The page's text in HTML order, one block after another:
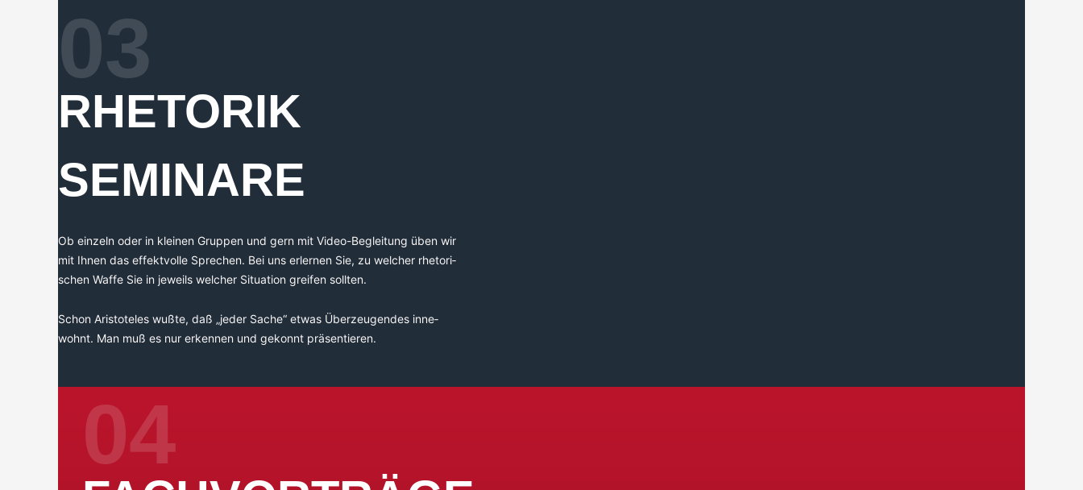
03
RHETORIK
SEMINARE
Ob ein­zeln oder in klei­nen Grup­pen und gern mit Video-Beglei­tung üben wir
mit Ihnen das effekt­vol­le Spre­chen. Bei uns erler­nen Sie, zu wel­cher rhe­to­ri­
schen Waf­fe Sie in jeweils wel­cher Situa­ti­on grei­fen sollten.
Schon Aris­to­te­les wuß­te, daß „jeder Sache“ etwas Über­zeu­gen­des inne­
wohnt. Man muß es nur erken­nen und gekonnt präsentieren.
04